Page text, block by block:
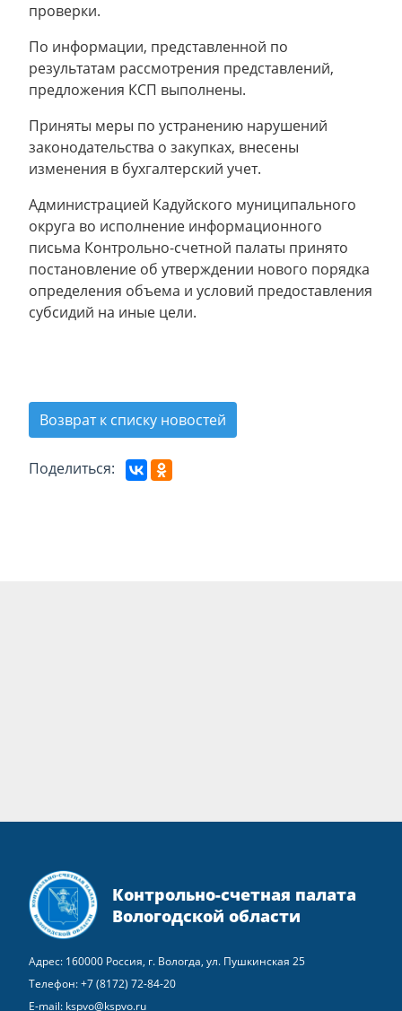
проверки.
По информации, представленной по
результатам рассмотрения представлений,
предложения КСП выполнены.
Приняты меры по устранению нарушений
законодательства о закупках, внесены
изменения в бухгалтерский учет.
Администрацией Кадуйского муниципального
округа во исполнение информационного
письма Контрольно-счетной палаты принято
постановление об утверждении нового порядка
определения объема и условий предоставления
субсидий на иные цели.
Возврат к списку новостей
Поделиться:
Контрольно-счетная палата
Вологодской области
Адрес: 160000 Россия, г. Вологда, ул. Пушкинская 25
Телефон:+7 (8172) 72-84-20
E-mail: kspvo@kspvo.ru